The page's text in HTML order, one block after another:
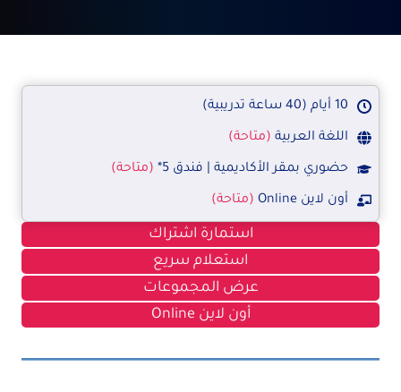
10 أيام (40 ساعة تدريبية)
اللغة العربية (متاحة)
حضوري بمقر الأكاديمية | فندق 5* (متاحة)
أون لاين Online (متاحة)
استمارة اشتراك
استعلام سريع
عرض المجموعات
أون لاين Online